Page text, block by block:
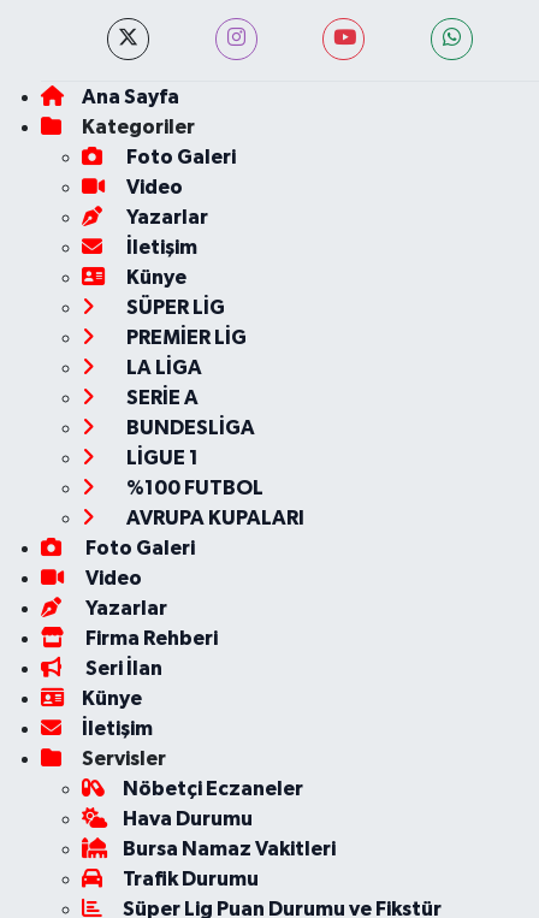
Ana Sayfa
Kategoriler
Foto Galeri
Video
Yazarlar
İletişim
Künye
SÜPER LİG
PREMİER LİG
LA LİGA
SERİE A
BUNDESLİGA
LİGUE 1
%100 FUTBOL
AVRUPA KUPALARI
Foto Galeri
Video
Yazarlar
Firma Rehberi
Seri İlan
Künye
İletişim
Servisler
Nöbetçi Eczaneler
Hava Durumu
Bursa Namaz Vakitleri
Trafik Durumu
Süper Lig Puan Durumu ve Fikstür